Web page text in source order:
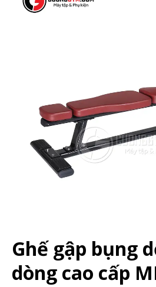
Ghế gập bụng
dòng cao cấp